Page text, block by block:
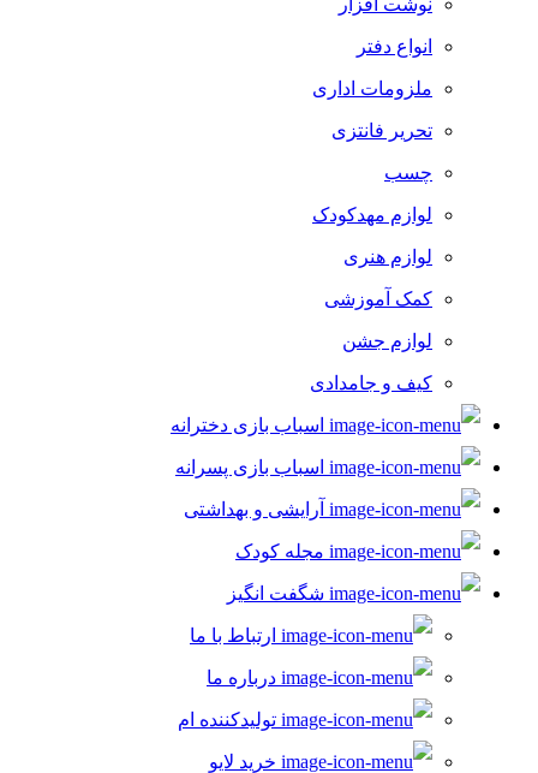
انواع دفتر
ملزومات اداری
تحریر فانتزی
چسب
لوازم مهدکودک
لوازم هنری
کمک آموزشی
لوازم جشن
کیف و جامدادی
اسباب بازی دخترانه
اسباب بازی پسرانه
آرایشی و بهداشتی
مجله کودک
شگفت انگیز
ارتباط با ما
درباره ما
تولیدکننده ام
خرید لایو